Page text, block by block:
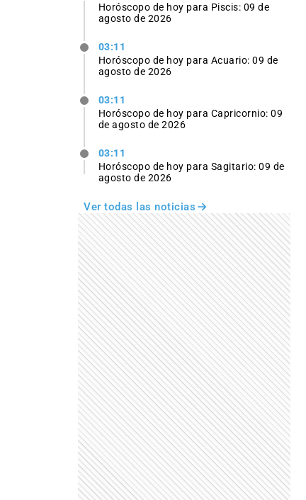
Horóscopo de hoy para Piscis: 09 de
agosto de 2026
03:11
Horóscopo de hoy para Acuario: 09 de
agosto de 2026
03:11
Horóscopo de hoy para Capricornio: 09
de agosto de 2026
03:11
Horóscopo de hoy para Sagitario: 09 de
agosto de 2026
Ver todas las noticias